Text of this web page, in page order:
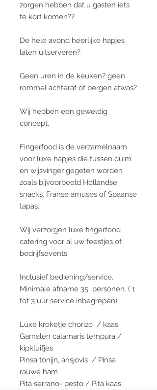
zorgen hebben dat u gasten iets
te kort komen??
De hele avond heerlijke hapjes
laten uitserveren?
Geen uren in de keuken? geen
rommel achteraf of bergen afwas?
Wij hebben een geweldig
concept,
Fingerfood is de verzamelnaam
voor luxe hapjes die tussen duim
en wijsvinger gegeten worden
zoals bijvoorbeeld Hollandse
snacks, Franse amuses of Spaanse
tapas.
Wij verzorgen luxe fingerfood
catering voor al uw feestjes of
bedrijfsevents.
Inclusief bediening/service.
Minimale afname 35 personen. ( 1
tot 3 uur service inbegrepen)
Luxe kroketje chorizo / kaas
Garnalen calamaris tempura /
kipkluifjes
Pinsa tonijn, ansjovis / Pinsa
rauwe ham
Pita serrano- pesto / Pita kaas